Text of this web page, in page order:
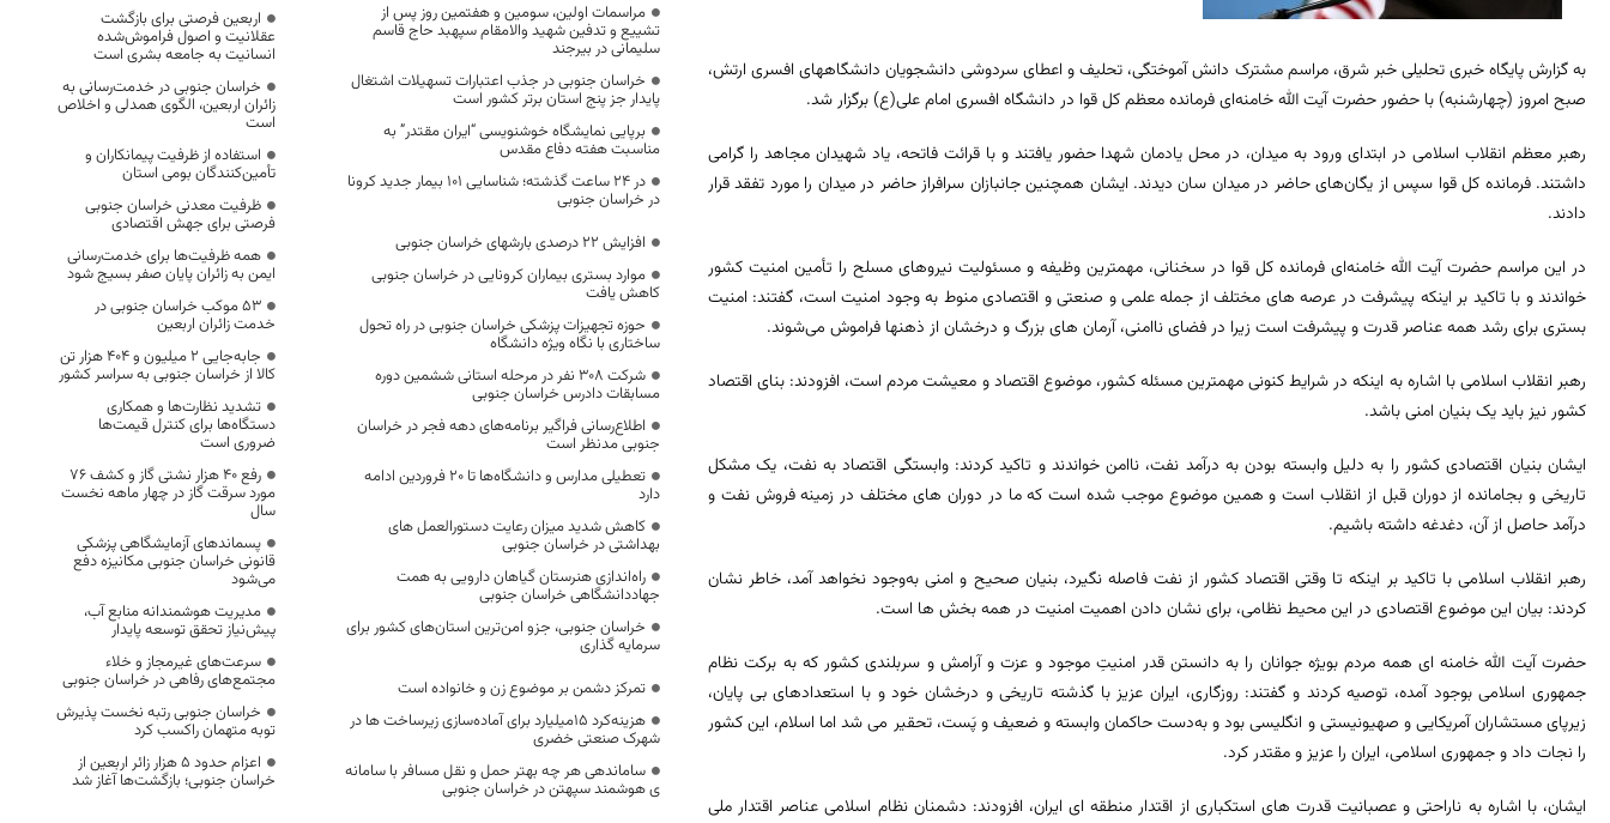
به گزارش پایگاه خبری تحلیلی خبر شرق، مراسم مشترک دانش آموختگی، تحلیف و اعطای سردوشی دانشجویان دانشگاههای افسری ارتش،
صبح امروز (چهارشنبه) با حضور حضرت آیت الله خامنه‌ای فرمانده معظم کل قوا در دانشگاه افسری امام علی(ع) برگزار شد.
رهبر معظم انقلاب اسلامی در ابتدای ورود به میدان، در محل یادمان شهدا حضور یافتند و با قرائت فاتحه، یاد شهیدان مجاهد را گرامی
داشتند. فرمانده کل قوا سپس از یگان‌های حاضر در میدان سان دیدند. ایشان همچنین جانبازان سرافراز حاضر در میدان را مورد تفقد قرار
دادند.
در این مراسم حضرت آیت الله خامنه‌ای فرمانده کل قوا در سخنانی، مهمترین وظیفه و مسئولیت نیروهای مسلح را تأمین امنیت کشور
خواندند و با تاکید بر اینکه پیشرفت در عرصه های مختلف از جمله علمی و صنعتی و اقتصادی منوط به وجود امنیت است، گفتند: امنیت
بستری برای رشد همه عناصر قدرت و پیشرفت است زیرا در فضای ناامنی، آرمان های بزرگ و درخشان از ذهنها فراموش می‌شوند.
رهبر انقلاب اسلامی با اشاره به اینکه در شرایط کنونی مهمترین مسئله کشور، موضوع اقتصاد و معیشت مردم است، افزودند: بنای اقتصاد
کشور نیز باید یک بنیان امنی باشد.
ایشان بنیان اقتصادی کشور را به دلیل وابسته بودن به درآمد نفت، ناامن خواندند و تاکید کردند: وابستگی اقتصاد به نفت، یک مشکل
تاریخی و بجامانده از دوران قبل از انقلاب است و همین موضوع موجب شده است که ما در دوران های مختلف در زمینه فروش نفت و
درآمد حاصل از آن، دغدغه داشته باشیم.
رهبر انقلاب اسلامی با تاکید بر اینکه تا وقتی اقتصاد کشور از نفت فاصله نگیرد، بنیان صحیح و امنی به‌وجود نخواهد آمد، خاطر نشان
کردند: بیان این موضوع اقتصادی در این محیط نظامی، برای نشان دادن اهمیت امنیت در همه بخش ها است.
حضرت آیت الله خامنه ای همه مردم بویژه جوانان را به دانستن قدر امنیتِ موجود و عزت و آرامش و سربلندی کشور که به برکت نظام
جمهوری اسلامی بوجود آمده، توصیه کردند و گفتند: روزگاری، ایران عزیز با گذشته تاریخی و درخشان خود و با استعدادهای بی پایان،
زیرپای مستشاران آمریکایی و صهیونیستی و انگلیسی بود و به‌دست حاکمان وابسته و ضعیف و پَست، تحقیر می شد اما اسلام، این کشور
را نجات داد و جمهوری اسلامی، ایران را عزیز و مقتدر کرد.
ایشان، با اشاره به ناراحتی و عصبانیت قدرت های استکباری از اقتدار منطقه ای ایران، افزودند: دشمنان نظام اسلامی عناصر اقتدار ملی
مراسمات اولین، سومين و هفتمین روز پس از
تشییع و تدفین شهید والامقام سپهبد حاج قاسم
سلیمانی در بیرجند
خراسان جنوبی در جذب اعتبارات تسهیلات اشتغال
پایدار جز پنج استان برتر کشور است
برپایی نمایشگاه خوشنویسی “ایران مقتدر” به
مناسبت هفته دفاع مقدس
در 24 ساعت گذشته؛ شناسایی 101 بیمار جدید کرونا
در خراسان جنوبی
افزایش 22 درصدی بارشهای خراسان جنوبی
موارد بستری بیماران کرونایی در خراسان جنوبی
کاهش یافت
حوزه تجهیزات پزشکی خراسان جنوبی در راه تحول
ساختاری با نگاه ویژه دانشگاه
شرکت ۳۰۸ نفر در مرحله استانی ششمین دوره
مسابقات دادرس خراسان جنوبی
اطلاع‌رسانی فراگیر برنامه‌های دهه فجر در خراسان
جنوبی مدنظر است
تعطیلی مدارس و دانشگاه‌ها تا ۲۰ فروردین ادامه
دارد
کاهش شدید میزان رعایت دستورالعمل های
بهداشتی در خراسان جنوبی
راه‌اندازی هنرستان گیاهان دارویی به همت
جهاددانشگاهی خراسان جنوبی
خراسان جنوبی، جزو امن‌ترین استان‌های کشور برای
سرمایه گذاری
تمرکز دشمن بر موضوع زن و خانواده است
هزینه‌کرد ۱۵میلیارد برای آماده‌سازی زیرساخت ها در
شهرک صنعتی خضری
ساماندهی هر چه بهتر حمل و نقل مسافر با سامانه
ی هوشمند سپهتن در خراسان جنوبی
اربعین فرصتی برای بازگشت
عقلانیت و اصول فراموش‌شده
انسانیت به جامعه بشری است
خراسان جنوبی در خدمت‌رسانی به
زائران اربعین، الگوی همدلی و اخلاص
است
استفاده از ظرفیت پیمانکاران و
تأمین‌کنندگان بومی استان
ظرفیت معدنی خراسان جنوبی
فرصتی برای جهش اقتصادی
همه ظرفیت‌ها برای خدمت‌رسانی
ایمن به زائران پایان صفر بسیج شود
53 موکب خراسان جنوبی در
خدمت زائران اربعین
جابه‌جایی 2 میلیون و 404 هزار تن
کالا از خراسان جنوبی به سراسر کشور
تشدید نظارت‌ها و همکاری
دستگاه‌ها برای کنترل قیمت‌ها
ضروری است
رفع 40 هزار نشتی گاز و کشف 76
مورد سرقت گاز در چهار ماهه نخست
سال
پسماندهای آزمایشگاهی پزشکی
قانونی خراسان جنوبی مکانیزه دفع
می‌شود
مدیریت هوشمندانه منابع آب،
پیش‌نیاز تحقق توسعه پایدار
سرعت‌های غیرمجاز و خلاء
مجتمع‌های رفاهی در خراسان جنوبی
خراسان جنوبی رتبه نخست پذیرش
توبه متهمان راکسب کرد
اعزام حدود 5 هزار زائر اربعین از
خراسان جنوبی؛ بازگشت‌ها آغاز شد